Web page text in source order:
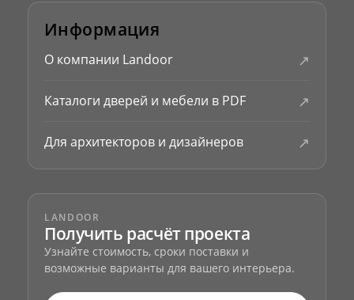
Информация
О компании Landoor ↗
Каталоги дверей и мебели в PDF ↗
Для архитекторов и дизайнеров ↗
LANDOOR
Получить расчёт проекта
Узнайте стоимость, сроки поставки и
возможные варианты для вашего интерьера.